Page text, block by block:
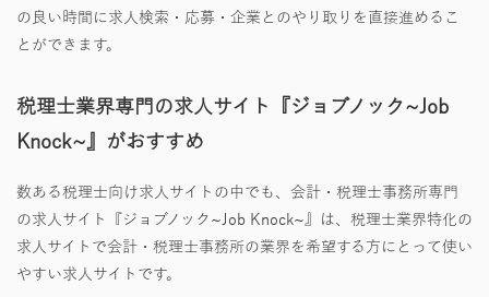
の良い時間に求人検索・応募・企業とのやり取りを直接進めるこ
とができます。
税理士業界専門の求人サイト『ジョブノック~Job
Knock~』がおすすめ
数ある税理士向け求人サイトの中でも、会計・税理士事務所専門
の求人サイト『ジョブノック~Job Knock~』は、税理士業界特化の
求人サイトで会計・税理士事務所の業界を希望する方にとって使い
やすい求人サイトです。